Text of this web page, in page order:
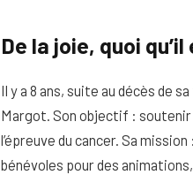
De la joie, quoi
Il y a 8 ans, suite au décès de
Margot. Son objectif :
l’épreuve du cancer. Sa
bénévoles pour des